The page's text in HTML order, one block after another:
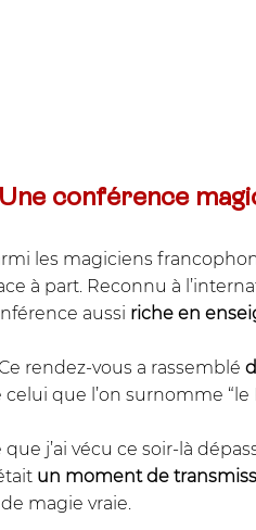
conférence
les magiciens
à part. Reconnu à
aussi riche en
rendez-vous a rassemblé
celui que l’on surnomme
que j’ai vécu ce soir-là
un moment de
magie vraie.